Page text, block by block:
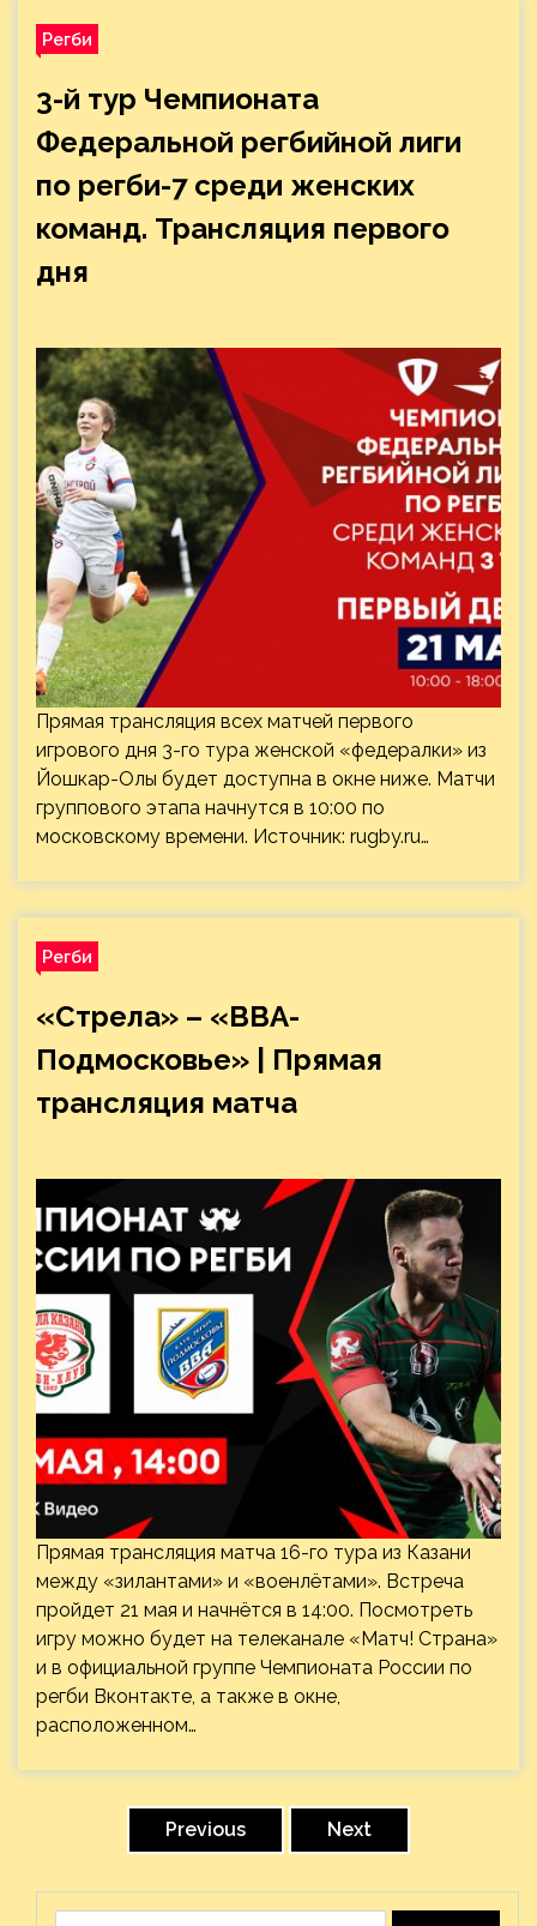
Регби
3-й тур Чемпионата
Федеральной регбийной лиги
по регби-7 среди женских
команд. Трансляция первого
дня
Прямая трансляция всех матчей первого
игрового дня 3-го тура женской «федералки» из
Йошкар-Олы будет доступна в окне ниже. Матчи
группового этапа начнутся в 10:00 по
московскому времени. Источник: rugby.ru…
Регби
«Стрела» – «ВВА-
Подмосковье» | Прямая
трансляция матча
Прямая трансляция матча 16-го тура из Казани
между «зилантами» и «военлётами». Встреча
пройдет 21 мая и начнётся в 14:00. Посмотреть
игру можно будет на телеканале «Матч! Страна»
и в официальной группе Чемпионата России по
регби Вконтакте, а также в окне,
расположенном…
Previous Next